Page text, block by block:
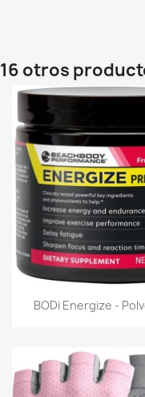
16 otros
Vista
BODi Energize -